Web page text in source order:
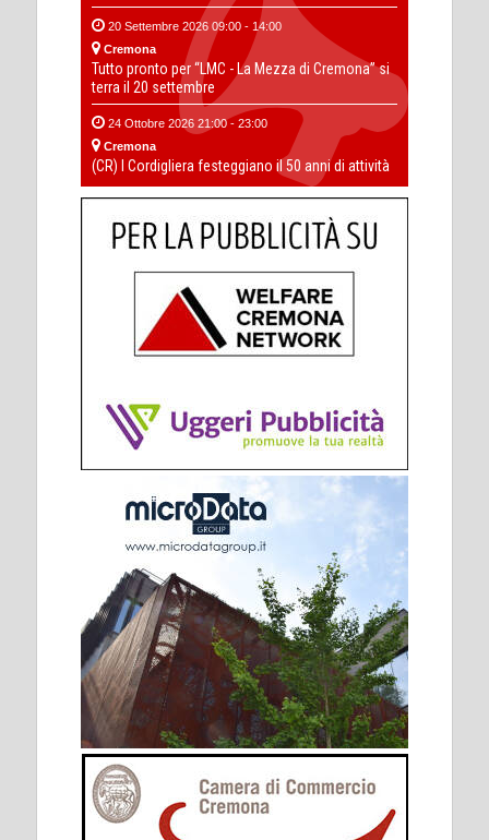
20 Settembre 2026 09:00 - 14:00
Cremona
Tutto pronto per “LMC - La Mezza di Cremona” si
terra il 20 settembre
24 Ottobre 2026 21:00 - 23:00
Cremona
(CR) I Cordigliera festeggiano il 50 anni di attività